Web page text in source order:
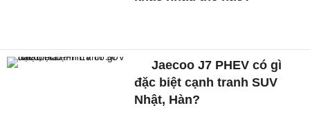
Jaecoo J7 PHEV có gì
đặc biệt cạnh tranh SUV
Nhật, Hàn?